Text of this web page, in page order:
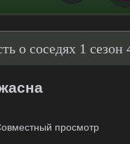
о соседях 1 сезон
просмотр